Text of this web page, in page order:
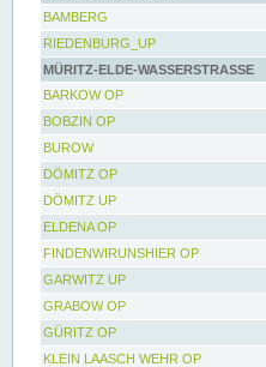
BAMBERG
RIEDENBURG_UP
MÜRITZ-ELDE-WASSERSTRASSE
BARKOW OP
BOBZIN OP
BUROW
DÖMITZ OP
DÖMITZ UP
ELDENA OP
FINDENWIRUNSHIER OP
GARWITZ UP
GRABOW OP
GÜRITZ OP
KLEIN LAASCH WEHR OP